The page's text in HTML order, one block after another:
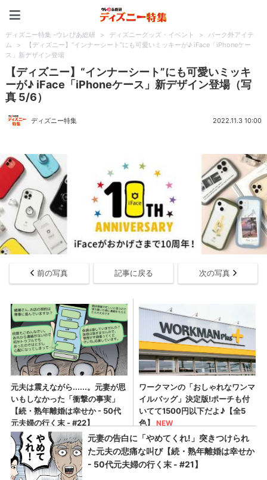
ディズニー特集 -ウレぴあ総研 > ディズニーグッズ・イベント >
パーク外アイテ
ム
>
【ディズニー】“インナーシート”にも可愛いミッキーが♪ iFace「iPhoneケー
ス」新デザイン登場
【ディズニー】“インナーシート”にも可愛いミッキ
ーが♪ iFace「iPhoneケース」新デザイン登場（写
真 5/6）
ディズニー特集 2022.11.3 10:00
前の写真 記事に戻る 次の写真